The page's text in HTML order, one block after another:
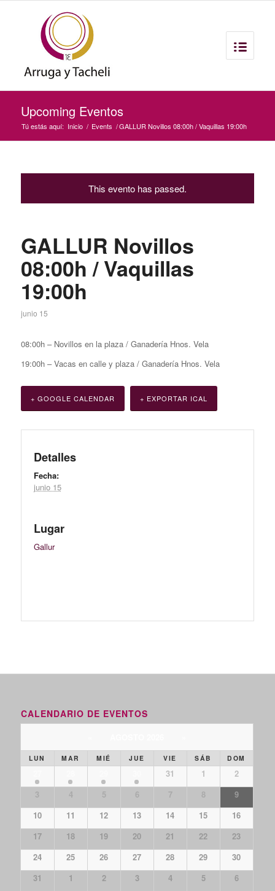
Upcoming Eventos
Tú estás aquí: Inicio / Events /GALLUR Novillos 08:00h / Vaquillas 19:00h
This evento has passed.
GALLUR Novillos
08:00h / Vaquillas
19:00h
junio 15
08:00h – Novillos en la plaza / Ganadería Hnos. Vela
19:00h – Vacas en calle y plaza / Ganadería Hnos. Vela
+ GOOGLE CALENDAR + EXPORTAR ICAL
Detalles
Fecha:
junio 15
Lugar
Gallur
Event
CALENDARIO DE EVENTOS
LUN MAR MIÉ JUE VIE SÁB DOM
31 1
2
3
4 5 6 7 8
9
10
11 12 13 14 15
16
17
18 19 20 21 22
23
24
25 26 27 28 29
30
31
1 2 3 4 5 6